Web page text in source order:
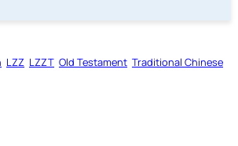
LZZ LZZT Old Testament Traditional Chinese